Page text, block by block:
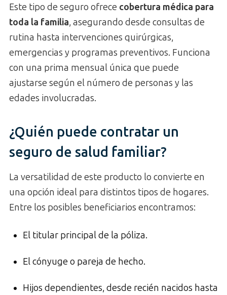
Este tipo de seguro ofrece cobertura médica para
toda la familia, asegurando desde consultas de
rutina hasta intervenciones quirúrgicas,
emergencias y programas preventivos. Funciona
con una prima mensual única que puede
ajustarse según el número de personas y las
edades involucradas.
¿Quién puede contratar un
seguro de salud familiar?
La versatilidad de este producto lo convierte en
una opción ideal para distintos tipos de hogares.
Entre los posibles beneficiarios encontramos:
El titular principal de la póliza.
El cónyuge o pareja de hecho.
Hijos dependientes, desde recién nacidos hasta